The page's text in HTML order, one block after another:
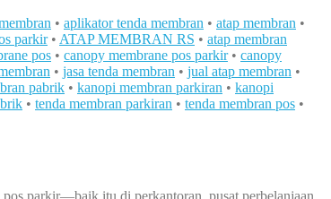
• aplikator tenda membran • atap membran •
parkir• ATAP MEMBRAN RS • atap membran
pos • canopy membrane pos parkir• canopy
• jasa tenda membran • jual atap membran •
pabrik • kanopi membran parkiran • kanopi
• tenda membran parkiran • tenda membran pos •